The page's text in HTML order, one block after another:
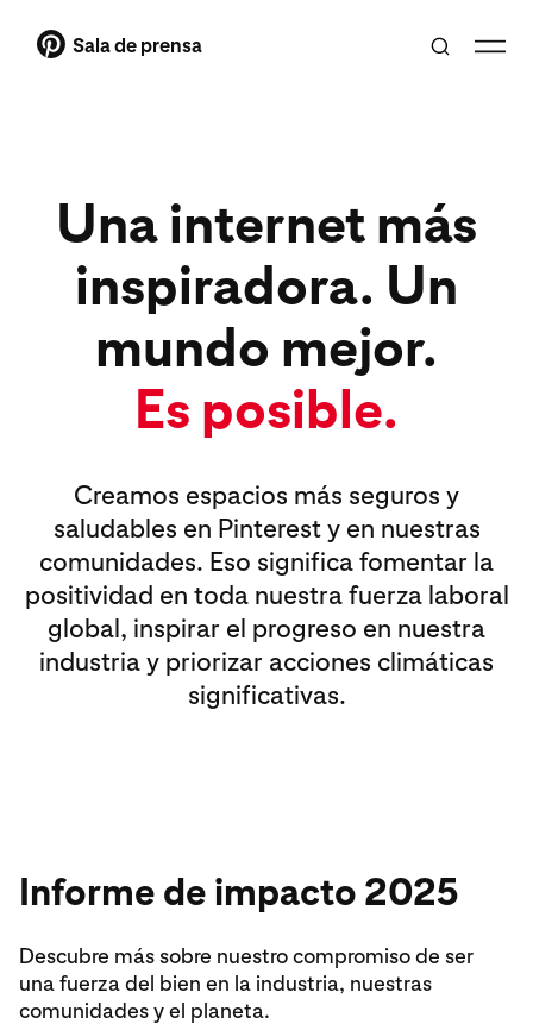
Sala de prensa
Una internet más
inspiradora. Un
mundo mejor.
Es posible.
Creamos espacios más seguros y
saludables en Pinterest y en nuestras
comunidades. Eso significa fomentar la
positividad en toda nuestra fuerza laboral
global, inspirar el progreso en nuestra
industria y priorizar acciones climáticas
significativas.
Informe de impacto 2025
Descubre más sobre nuestro compromiso de ser
una fuerza del bien en la industria, nuestras
comunidades y el planeta.